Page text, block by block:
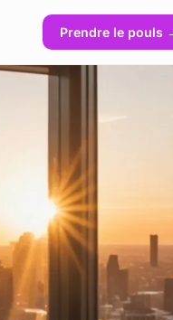
Prendre le pouls